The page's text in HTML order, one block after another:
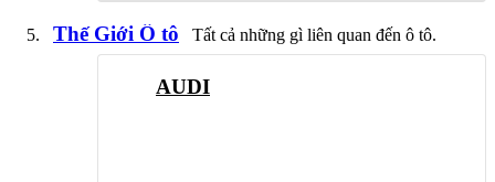
Thế Giới Ô tô Tất cả những gì liên quan đến ô tô.
AUDI